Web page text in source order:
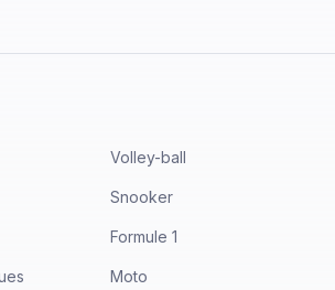
Volley-ball
Snooker
Formule 1
Moto